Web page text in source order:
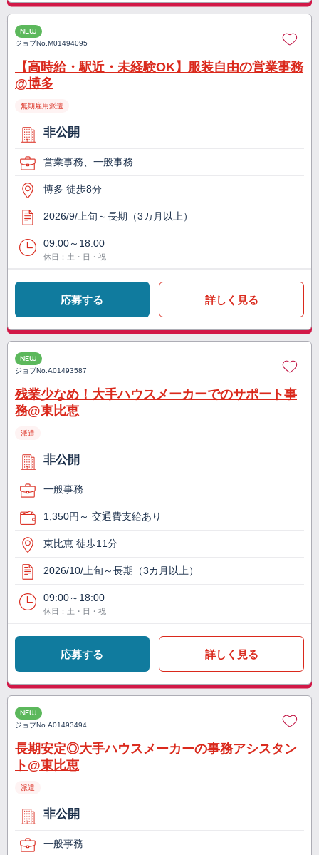
NEW
ジョブNo.M01494095
【高時給・駅近・未経験OK】服装自由の営業事務
@博多
無期雇用派遣
非公開
営業事務、一般事務
博多 徒歩8分
2026/9/上旬～長期（3カ月以上）
09:00～18:00
休日：土・日・祝
応募する 詳しく見る
NEW
ジョブNo.A01493587
残業少なめ！大手ハウスメーカーでのサポート事
務@東比恵
派遣
非公開
一般事務
1,350円～ 交通費支給あり
東比恵 徒歩11分
2026/10/上旬～長期（3カ月以上）
09:00～18:00
休日：土・日・祝
応募する 詳しく見る
NEW
ジョブNo.A01493494
長期安定◎大手ハウスメーカーの事務アシスタン
ト@東比恵
派遣
非公開
一般事務